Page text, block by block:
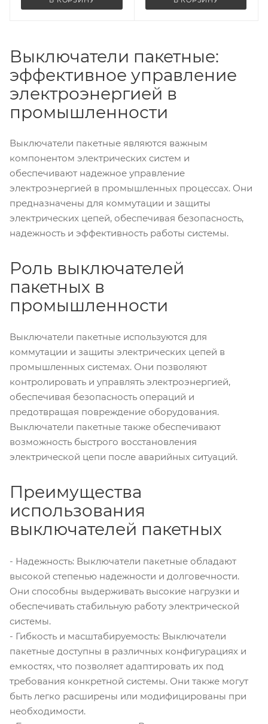
Выключатели пакетные:
эффективное управление
электроэнергией в
промышленности
Выключатели пакетные являются важным
компонентом электрических систем и
обеспечивают надежное управление
электроэнергией в промышленных процессах. Они
предназначены для коммутации и защиты
электрических цепей, обеспечивая безопасность,
надежность и эффективность работы системы.
Роль выключателей
пакетных в
промышленности
Выключатели пакетные используются для
коммутации и защиты электрических цепей в
промышленных системах. Они позволяют
контролировать и управлять электроэнергией,
обеспечивая безопасность операций и
предотвращая повреждение оборудования.
Выключатели пакетные также обеспечивают
возможность быстрого восстановления
электрической цепи после аварийных ситуаций.
Преимущества
использования
выключателей пакетных
- Надежность: Выключатели пакетные обладают
высокой степенью надежности и долговечности.
Они способны выдерживать высокие нагрузки и
обеспечивать стабильную работу электрической
системы.
- Гибкость и масштабируемость: Выключатели
пакетные доступны в различных конфигурациях и
емкостях, что позволяет адаптировать их под
требования конкретной системы. Они также могут
быть легко расширены или модифицированы при
необходимости.